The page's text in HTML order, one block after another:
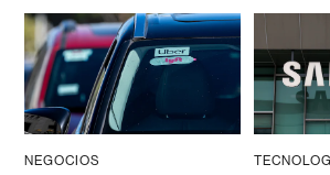
NEGOCIOS